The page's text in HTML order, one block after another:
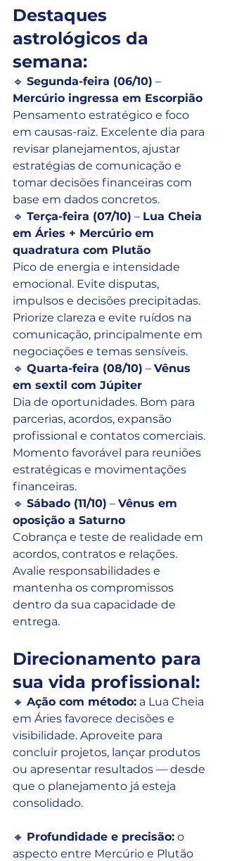
Destaques
astrológicos da
semana:
🔹 Segunda-feira (06/10) –
Mercúrio ingressa em Escorpião
Pensamento estratégico e foco
em causas-raiz. Excelente dia para
revisar planejamentos, ajustar
estratégias de comunicação e
tomar decisões financeiras com
base em dados concretos.
🔹 Terça-feira (07/10) – Lua Cheia
em Áries + Mercúrio em
quadratura com Plutão
Pico de energia e intensidade
emocional. Evite disputas,
impulsos e decisões precipitadas.
Priorize clareza e evite ruídos na
comunicação, principalmente em
negociações e temas sensíveis.
🔹 Quarta-feira (08/10) – Vênus
em sextil com Júpiter
Dia de oportunidades. Bom para
parcerias, acordos, expansão
profissional e contatos comerciais.
Momento favorável para reuniões
estratégicas e movimentações
financeiras.
🔹 Sábado (11/10) – Vênus em
oposição a Saturno
Cobrança e teste de realidade em
acordos, contratos e relações.
Avalie responsabilidades e
mantenha os compromissos
dentro da sua capacidade de
entrega.
Direcionamento para
sua vida profissional:
🔸 Ação com método: a Lua Cheia
em Áries favorece decisões e
visibilidade. Aproveite para
concluir projetos, lançar produtos
ou apresentar resultados — desde
que o planejamento já esteja
consolidado.
🔸 Profundidade e precisão: o
aspecto entre Mercúrio e Plutão